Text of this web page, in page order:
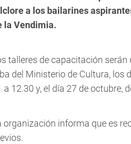
a los bailarines
la Vendimia.
talleres de capacitación
del Ministerio de Cultura, los
a 12.30 y, el día 27 de octubre,
organización informa que es